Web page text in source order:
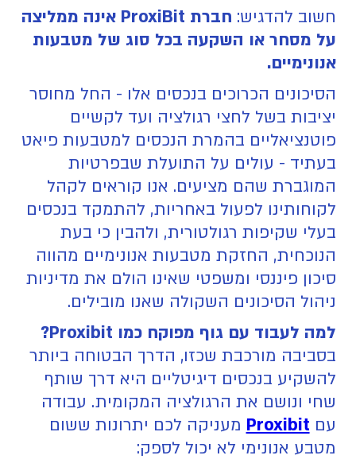
חשוב להדגיש:
חברת ProxiBit אינה ממליצה
על מסחר או השקעה בכל סוג של מטבעות
אנונימיים.
‍הסיכונים הכרוכים בנכסים אלו - החל מחוסר
יציבות בשל לחצי רגולציה ועד לקשיים
פוטנציאליים בהמרת הנכסים למטבעות פיאט
בעתיד - עולים על התועלת שבפרטיות
המוגברת שהם מציעים. אנו קוראים לקהל
לקוחותינו לפעול באחריות, להתמקד בנכסים
בעלי שקיפות רגולטורית, ולהבין כי בעת
הנוכחית, החזקת מטבעות אנונימיים מהווה
סיכון פיננסי ומשפטי שאינו הולם את מדיניות
ניהול הסיכונים השקולה שאנו מובילים.
למה לעבוד עם גוף מפוקח כמו Proxibit?
בסביבה מורכבת שכזו, הדרך הבטוחה ביותר
להשקיע בנכסים דיגיטליים היא דרך שותף
שחי ונושם את הרגולציה המקומית. עבודה
עם Proxibit מעניקה לכם יתרונות ששום
מטבע אנונימי לא יכול לספק: